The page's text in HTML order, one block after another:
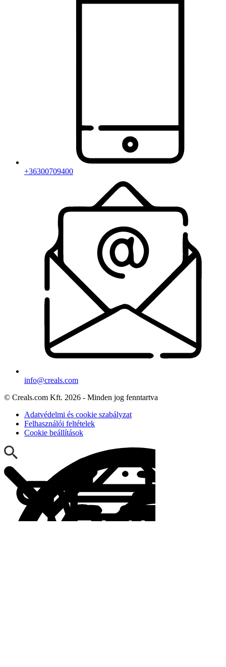
+36300709400
info@creals.com
© Creals.com Kft. 2026 - Minden jog fenntartva
Adatvédelmi és cookie szabályzat
Felhasználói feltételek
Cookie beállítások